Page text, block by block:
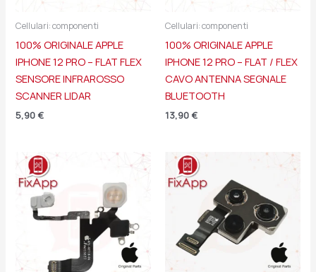
Cellulari: componenti
100% ORIGINALE APPLE
IPHONE 12 PRO – FLAT FLEX
SENSORE INFRAROSSO
SCANNER LIDAR
5,90 €
Cellulari: componenti
100% ORIGINALE APPLE
IPHONE 12 PRO – FLAT / FLEX
CAVO ANTENNA SEGNALE
BLUETOOTH
13,90 €